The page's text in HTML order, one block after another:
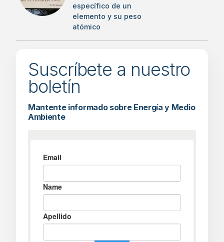
específico de un
elemento y su peso
atómico
Suscríbete a nuestro
boletín
Mantente informado sobre Energía y Medio
Ambiente